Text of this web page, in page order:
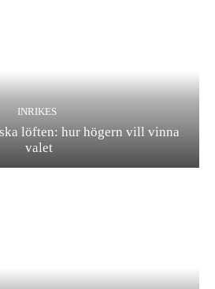
INRIKES
löften: hur högern vill vinna
valet